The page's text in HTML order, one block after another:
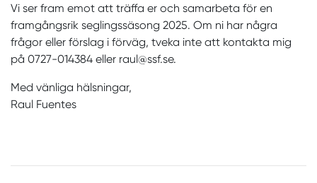
Vi ser fram emot att träffa er och samarbeta för en
framgångsrik seglingssäsong 2025. Om ni har några
frågor eller förslag i förväg, tveka inte att kontakta mig
på 0727-014384 eller raul@ssf.se.
Med vänliga hälsningar,
Raul Fuentes